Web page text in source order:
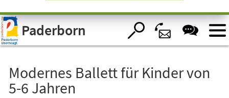
Visuelle
Assistenzsoftware
öffnen.Paderborn
Modernes Ballett für Kinder von
5-6 Jahren